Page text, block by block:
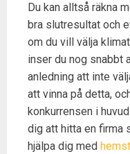
Du kan alltså räkna
bra slutresultat och
om du vill välja
inser du nog snabbt
anledning att inte
att vinna på detta,
konkurrensen i
dig att hitta en firma
hjälpa dig med